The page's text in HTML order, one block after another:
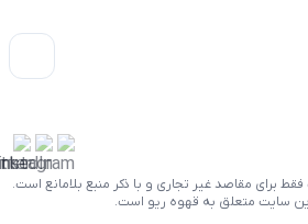
برای مقاصد غیر تجاری و با ذکر منبع بلامانع است.
سایت متعلق به قهوه ریو است.